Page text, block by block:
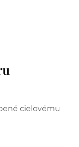
cieľovému